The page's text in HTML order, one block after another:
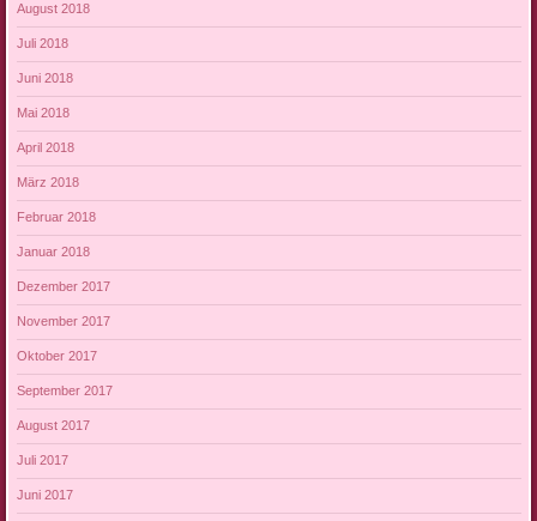
August 2018
Juli 2018
Juni 2018
Mai 2018
April 2018
März 2018
Februar 2018
Januar 2018
Dezember 2017
November 2017
Oktober 2017
September 2017
August 2017
Juli 2017
Juni 2017